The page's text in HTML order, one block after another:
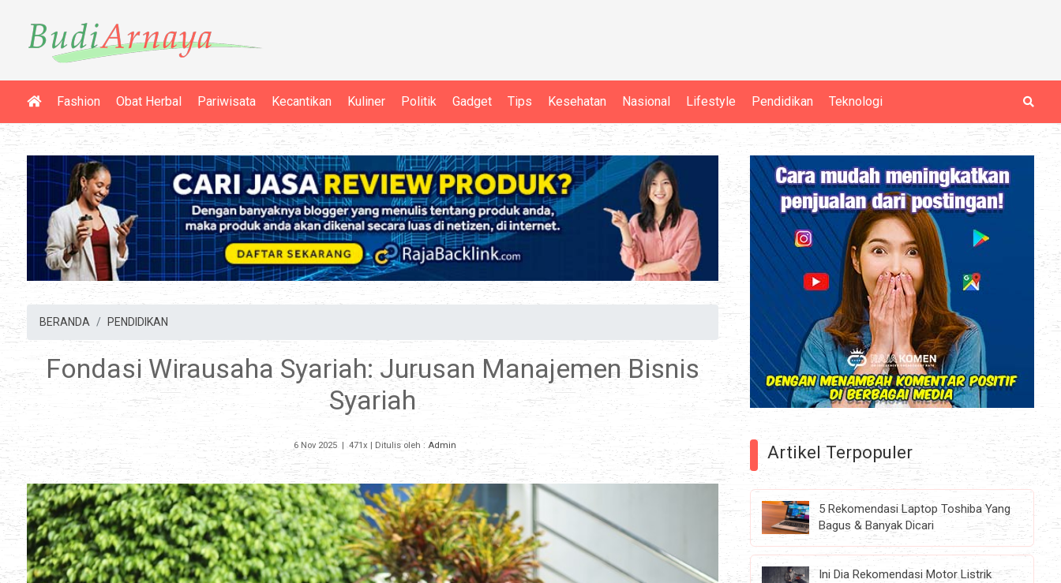
Fashion Obat Herbal Pariwisata Kecantikan Kuliner Politik Gadget Tips Kesehatan Nasional Lifestyle Pendidikan Teknologi
BERANDA PENDIDIKAN
Fondasi Wirausaha Syariah: Jurusan Manajemen Bisnis
Syariah
6 Nov 2025| 471x | Ditulis oleh : Admin Artikel Terpopuler
5 Rekomendasi Laptop Toshiba Yang
Bagus & Banyak Dicari
Ini Dia Rekomendasi Motor Listrik